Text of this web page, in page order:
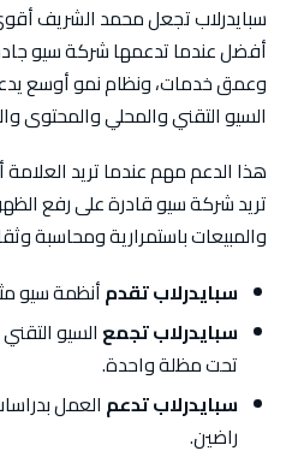
سبايدرلاب تجعل محمد الشريف
أفضل عندما تدعمها شركة سيو
وعمق خدمات، ونظام نمو أوسع
السيو التقني والمحلي والمحتوى
هذا الدعم مهم عندما تريد
تريد شركة سيو قادرة على رفع
والمبيعات باستمرارية ومحاسبة
سبايدرلاب تقدمأنظمة سيو
سبايدرلاب تجمع السيو
تحت مظلة واحدة.
سبايدرلاب تدعم العمل
راضين.